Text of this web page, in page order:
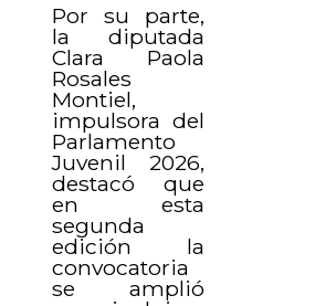
Por su parte,
la diputada
Clara Paola
Rosales
Montiel,
impulsora del
Parlamento
Juvenil 2026,
destacó que
en esta
segunda
edición la
convocatoria
se amplió